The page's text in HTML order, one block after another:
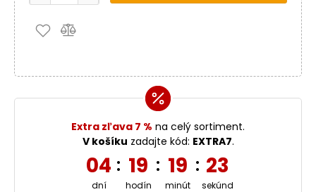
Extra zľava 7 % na celý sortiment.
V košíku zadajte kód: EXTRA7.
04
dní
: 19
hodín
: 19
minút
: 23
sekúnd